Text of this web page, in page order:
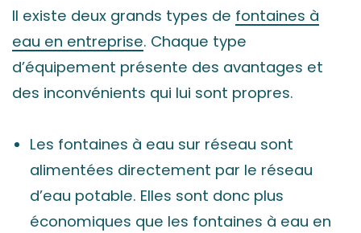
Il existe deux grands types de fontaines à
eau en entreprise. Chaque type
d’équipement présente des avantages et
des inconvénients qui lui sont propres.
Les fontaines à eau sur réseau sont
alimentées directement par le réseau
d’eau potable. Elles sont donc plus
économiques que les fontaines à eau en